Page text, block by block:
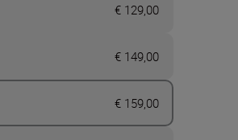
€ 129,00
€ 149,00
€ 159,00